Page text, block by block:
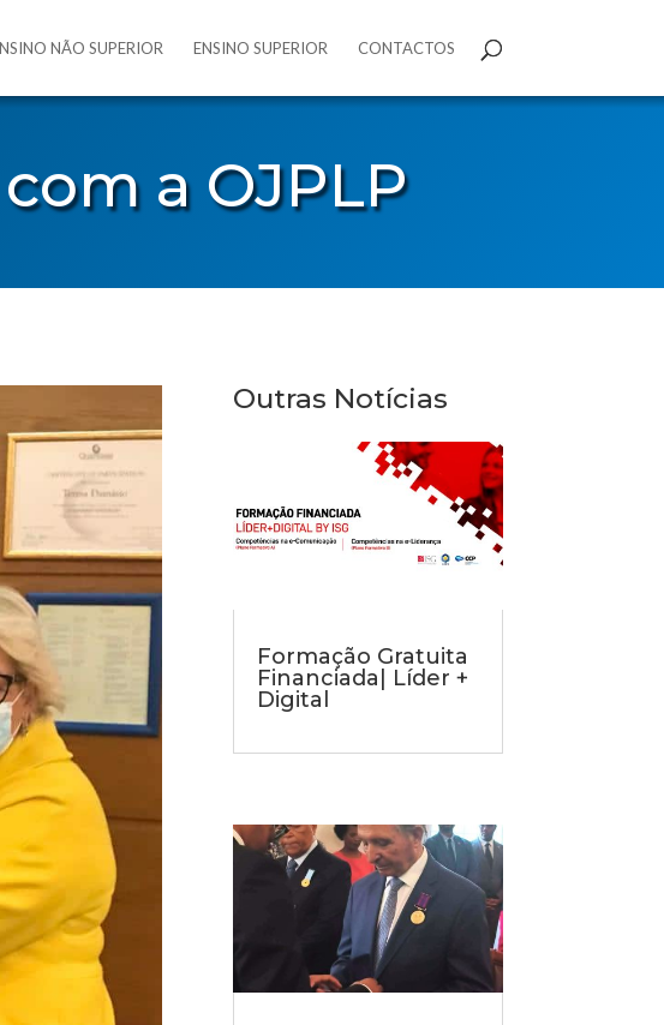
NÃO SUPERIOR ENSINO SUPERIOR CONTACTOS
a OJPLP
Outras Notícias
Formação Gratuita
Financiada| Líder +
Digital